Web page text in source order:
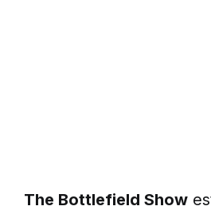
The Bottlefield Show